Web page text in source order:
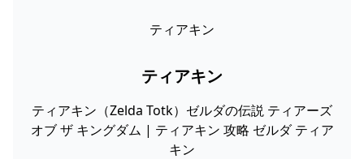
ティアキン
ティアキン
ティアキン（Zelda Totk）ゼルダの伝説 ティアーズ
オブ ザ キングダム | ティアキン 攻略 ゼルダ ティア
キン